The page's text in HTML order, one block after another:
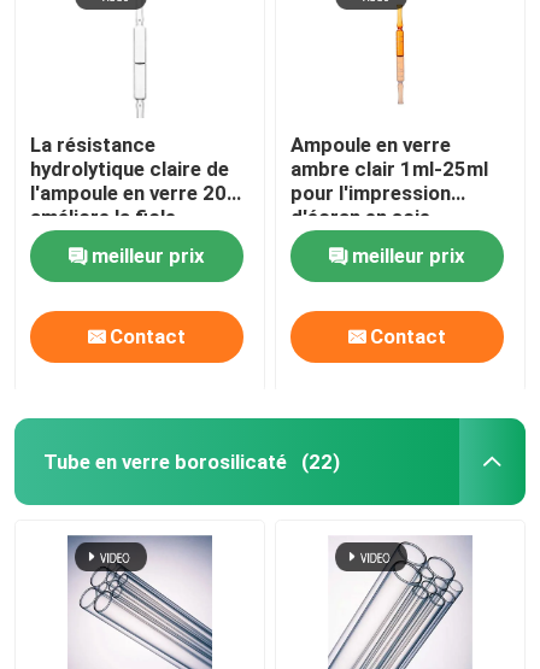
La résistance
hydrolytique claire de
l'ampoule en verre 20ml
améliore la fiole
d'ampoule de stabilité
de droguemeilleur prix
Contact
Ampoule en verre
ambre clair 1ml-25ml
pour l'impression
d'écran en soie
d'injection
meilleur prix
Contact
Tube en verre borosilicaté (22)